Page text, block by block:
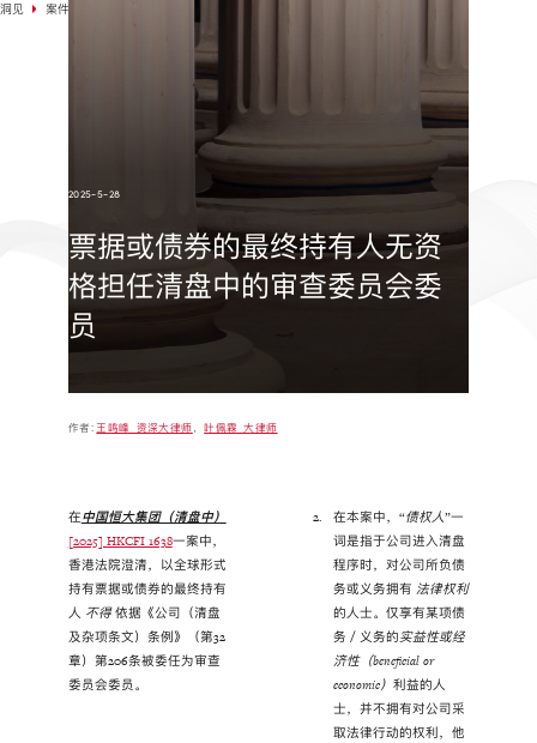
洞见 案件选例
2025-5-28
票据或债券的最终持有人无资
格担任清盘中的审查委员会委
员
作者: 王鸣峰 资深大律师 ，叶佩霖 大律师
在中国恒大集团（清盘中）
[2025] HKCFI 1638一案中，
香港法院澄清，以全球形式
持有票据或债券的最终持有
人 不得依据《公司（清盘
及杂项条文）条例》（第32
章）第206条被委任为审查
委员会委员。
在本案中，“债权人”一
词是指于公司进入清盘
程序时，对公司所负债
务或义务拥有 法律权利
的人士。仅享有某项债
务／义务的实益性或经
济性（beneficial or
economic） 利益的人
士，并不拥有对公司采
取法律行动的权利，他